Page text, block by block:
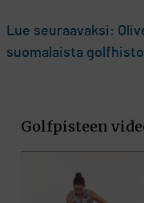
Lue seuraavaksi:
suomalaista